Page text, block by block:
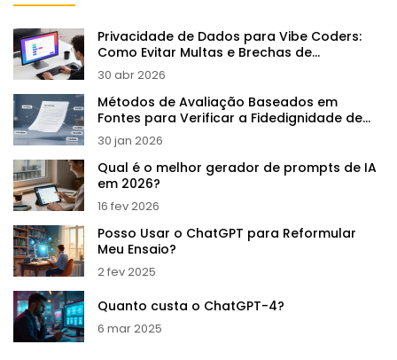
Privacidade de Dados para Vibe Coders:
Como Evitar Multas e Brechas de
Segurança
30 abr 2026
Métodos de Avaliação Baseados em
Fontes para Verificar a Fidedignidade de
LLMs
30 jan 2026
Qual é o melhor gerador de prompts de IA
em 2026?
16 fev 2026
Posso Usar o ChatGPT para Reformular
Meu Ensaio?
2 fev 2025
Quanto custa o ChatGPT-4?
6 mar 2025